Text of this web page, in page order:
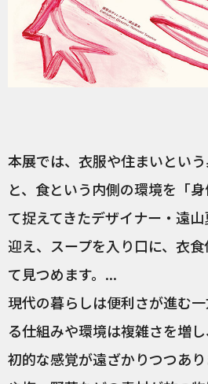
本展では、衣服や住まいとい
と、食という内側の環境を「
て捉えてきたデザイナー・遠
迎え、スープを入り口に、衣
て見つめます。...
現代の暮らしは便利さが進む
る仕組みや環境は複雑さを増
初的な感覚が遠ざかりつつあ